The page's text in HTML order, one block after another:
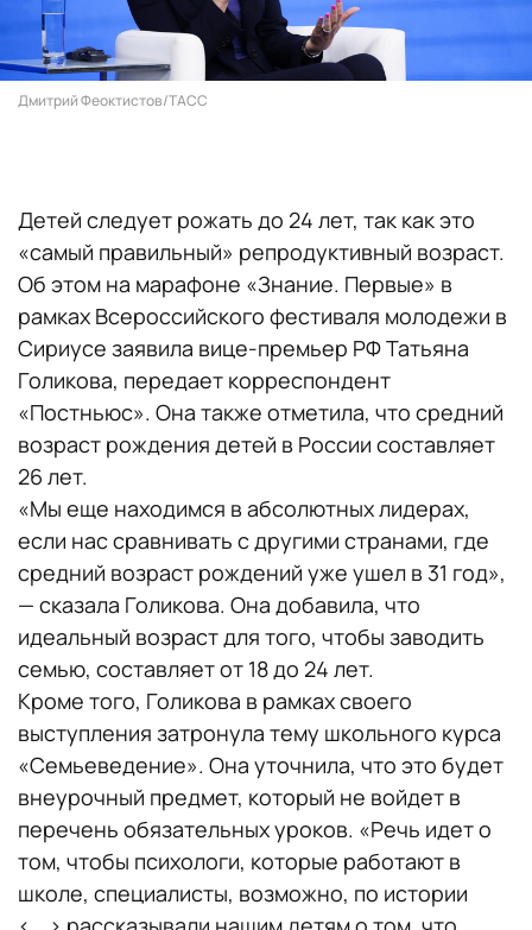
Дмитрий Феоктистов/ТАСС
Детей следует рожать до 24 лет, так как это
«самый правильный» репродуктивный возраст.
Об этом на марафоне «Знание. Первые» в
рамках Всероссийского фестиваля молодежи в
Сириусе заявила вице-премьер РФ Татьяна
Голикова, передает корреспондент
«Постньюс». Она также отметила, что средний
возраст рождения детей в России составляет
26 лет.
«Мы еще находимся в абсолютных лидерах,
если нас сравнивать с другими странами, где
средний возраст рождений уже ушел в 31 год»,
— сказала Голикова. Она добавила, что
идеальный возраст для того, чтобы заводить
семью, составляет от 18 до 24 лет.
Кроме того, Голикова в рамках своего
выступления затронула тему школьного курса
«Семьеведение». Она уточнила, что это будет
внеурочный предмет, который не войдет в
перечень обязательных уроков. «Речь идет о
том, чтобы психологи, которые работают в
школе, специалисты, возможно, по истории